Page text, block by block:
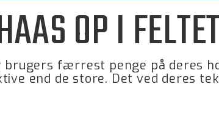
OP I FELTET
brugers færrest penge på deres
end de store. Det ved deres